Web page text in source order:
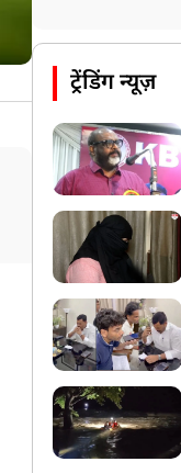
ट्रेंडिंग न्यूज़